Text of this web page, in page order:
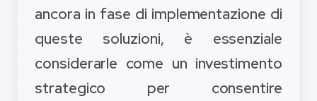
ancora in fase di implementazione di
queste soluzioni, è essenziale
considerarle come un investimento
strategico per consentire